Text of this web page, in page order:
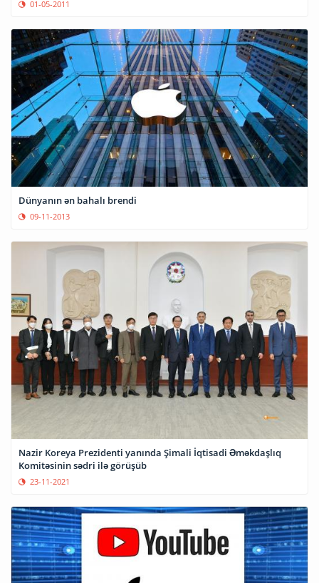
01-05-2011
Dünyanın ən bahalı brendi
09-11-2013
Nazir Koreya Prezidenti yanında Şimali İqtisadi Əməkdaşlıq
Komitəsinin sədri ilə görüşüb
23-11-2021